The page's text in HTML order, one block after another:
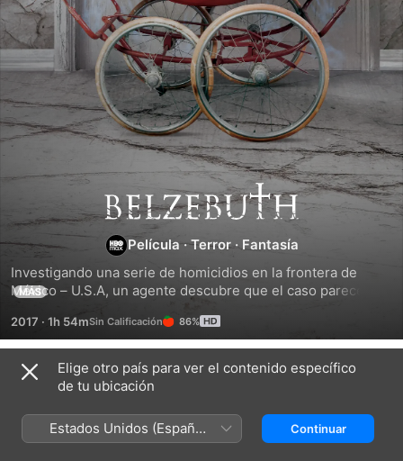
Belzebuth
Película ·Terror ·Fantasía
Investigando una serie de homicidios en la frontera de
México – U.S.A, un agente descubre que el caso parece
detener esta crueldad, él tendrá que enfrentarse a sí mismo
antes de confrontar a las fuerzas del bien y del mal.
MÁS
2017 · 1h 54m 86%
Títulos relacionados
abras
enviados
Parecidos
Elige otro país para ver el contenido específico
de tu ubicación
Estados Unidos (Español
México)
Continuar